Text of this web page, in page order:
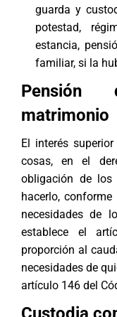
guarda y
potestad,
estancia,
familiar, si la
Pensión
matrimonio
El interés
cosas, en el
obligación de
hacerlo,
necesidades de
establece el
proporción al
necesidades de
artículo 146 del